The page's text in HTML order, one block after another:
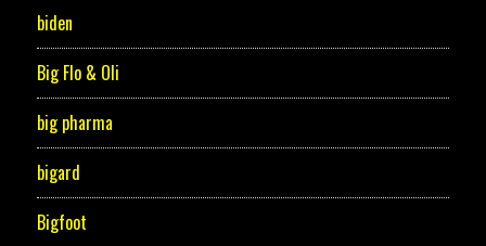
biden
Big Flo & Oli
big pharma
bigard
Bigfoot